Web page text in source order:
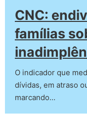
CNC:
famílias
O indicador que
dívidas, em atraso
marcando…